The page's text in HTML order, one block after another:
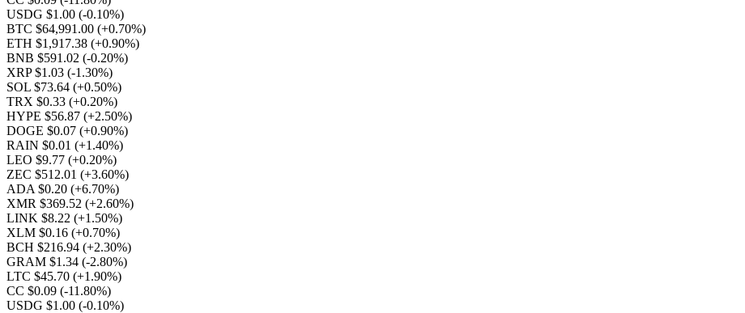
USDG $1.00 (-0.10%)
BTC $64,991.00 (+0.70%)
ETH $1,917.38 (+0.90%)
BNB $591.02 (-0.20%)
XRP $1.03 (-1.30%)
SOL $73.64 (+0.50%)
TRX $0.33 (+0.20%)
HYPE $56.87 (+2.50%)
DOGE $0.07 (+0.90%)
RAIN $0.01 (+1.40%)
LEO $9.77 (+0.20%)
ZEC $512.01 (+3.60%)
ADA $0.20 (+6.70%)
XMR $369.52 (+2.60%)
LINK $8.22 (+1.50%)
XLM $0.16 (+0.70%)
BCH $216.94 (+2.30%)
GRAM $1.34 (-2.80%)
LTC $45.70 (+1.90%)
CC $0.09 (-11.80%)
USDG $1.00 (-0.10%)